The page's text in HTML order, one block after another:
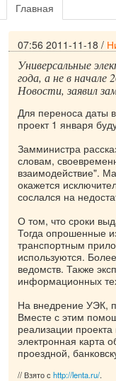
Главная
07:56 2011-11-18 /
Универсальные
года, а не в
Новости, заявил
Для переноса даты
проект 1 января
Замминистра
словам,
взаимодействие".
окажется
сослался на
О том, что сроки
Тогда опрошенные
транспортным
используются.
ведомств. Также
информационных
На внедрение УЭК,
Вместе с этим
реализации
электронная карта
проездной,
// Взято с http://lenta.ru/.